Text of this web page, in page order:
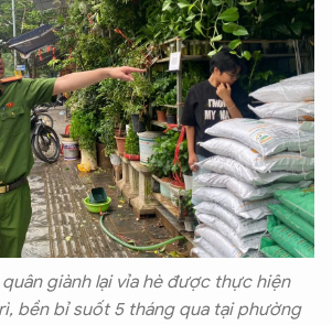
giành lại vỉa hè được thực hiện
bền bỉ suốt 5 tháng qua tại phường